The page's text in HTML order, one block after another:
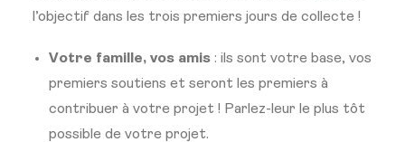
l’objectif dans les trois premiers jours de collecte !
Votre famille, vos amis : ils sont votre base, vos
premiers soutiens et seront les premiers à
contribuer à votre projet ! Parlez-leur le plus tôt
possible de votre projet.